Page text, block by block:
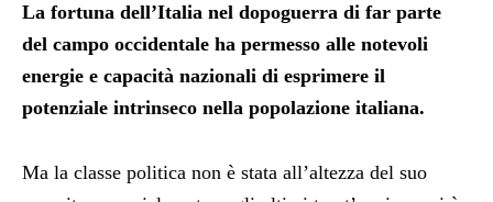
La fortuna dell’Italia nel dopoguerra di far parte
del campo occidentale ha permesso alle notevoli
energie e capacità nazionali di esprimere il
potenziale intrinseco nella popolazione italiana.
Ma la classe politica non è stata all’altezza del suo